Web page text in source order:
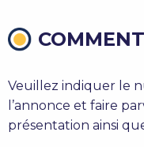
Veuillez indiquer le
l’annonce et faire
présentation ainsi